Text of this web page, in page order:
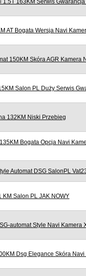
1.5T 163KM Serwis
AT Bogata Wersja Navi
150KM Skóra AGR Kamera
Salon PL Duży Serwis
132KM Niski Przebieg
Bogata Opcja Navi
Automat DSG SalonPL
KM Salon PL JAK NOWY
automat Style Navi Kamera
Dsg Elegance Skóra